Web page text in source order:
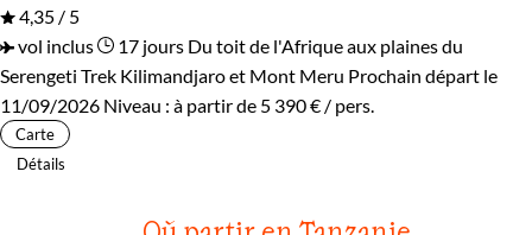
4,35 / 5
vol inclus
17 jours Du toit de l'Afrique aux plaines du
Serengeti Trek Kilimandjaro et Mont Meru Prochain départ le
11/09/2026 Niveau : à partir de 5 390 € / pers.
Carte
Détails